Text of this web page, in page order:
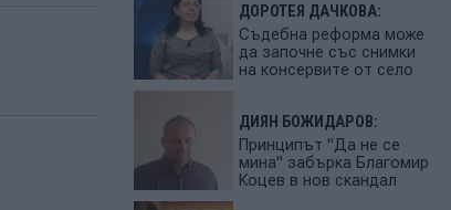
ДОРОТЕЯ ДАЧКОВА:
Съдебна реформа може
да започне със снимки
на консервите от село
ДИЯН БОЖИДАРОВ:
Принципът "Да не се
мина" забърка Благомир
Коцев в нов скандал